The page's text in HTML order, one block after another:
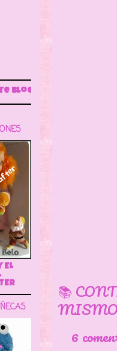
📚
6
información
EL